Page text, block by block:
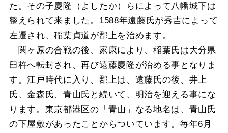
た。その子慶隆（よしたか）らによって八幡城下は
整えられて来ました。1588年遠藤氏が秀吉によって
左遷され、稲葉貞道が郡上を治めます。
関ヶ原の合戦の後、家康により、稲葉氏は大分県
臼杵へ転封され、再び遠藤慶隆が治める事となりま
す。江戸時代に入り、郡上は、遠藤氏の後、井上
氏、金森氏、青山氏と続いて、明治を迎える事にな
ります。東京都港区の「青山」なる地名は、青山氏
の下屋敷があったことからついています。毎年6月